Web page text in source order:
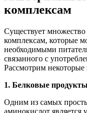
комплексам
Существует
комплексам, которые
необходимыми
связанного с
Рассмотрим
1. Белковые
Одним из самых